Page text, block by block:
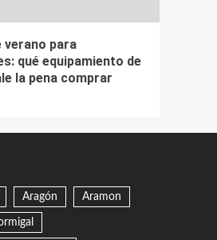
verano para
qué equipamiento de
la pena comprar
Aragón Aramon